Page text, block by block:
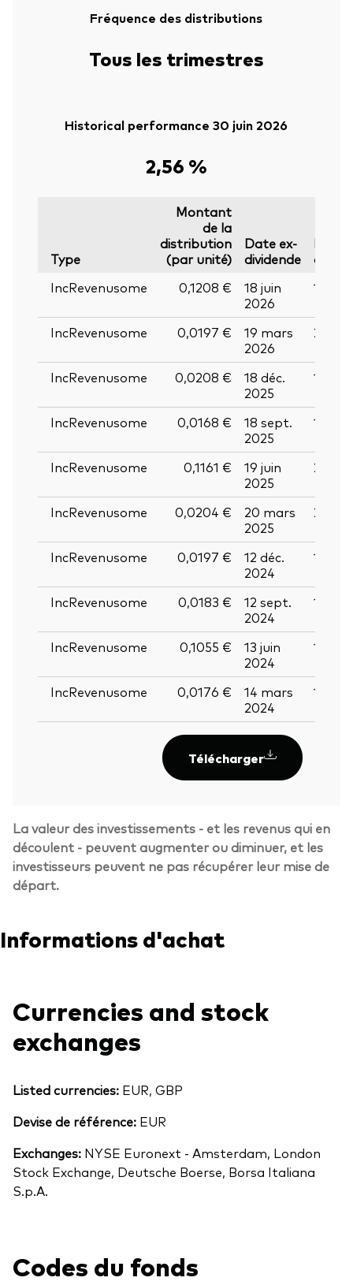
Fréquence des distributions
Tous les trimestres
Historical performance 30 juin 2026
2,56 %
Type
Montant
de la
distribution
(par unité)
Date ex-
dividende
Date
IncRevenusome
0,1208 €
18 juin
2026
19
IncRevenusome 0,0197 €
19 mars
2026
20
IncRevenusome 0,0208 €
18 déc.
2025
19
IncRevenusome 0,0168 €
18 sept.
2025
19
IncRevenusome 0,1161 €
19 juin
2025
20
IncRevenusome 0,0204 €
20 mars
2025
21
IncRevenusome 0,0197 €
12 déc.
2024
13
IncRevenusome 0,0183 €
12 sept.
2024
13
IncRevenusome 0,1055 €
13 juin
2024
14
IncRevenusome 0,0176 €
14 mars
2024
15
Télécharger
La valeur des investissements - et les revenus qui en
découlent - peuvent augmenter ou diminuer, et les
investisseurs peuvent ne pas récupérer leur mise de
départ.
Informations d'achat
Currencies and stock
exchanges
Listed currencies: EUR, GBP
Devise de référence: EUR
Exchanges: NYSE Euronext - Amsterdam, London
Stock Exchange, Deutsche Boerse, Borsa Italiana
S.p.A.
Codes du fonds